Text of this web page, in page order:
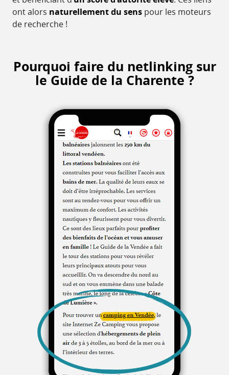
ont alors naturellement du sens pour les moteurs
de recherche !
Pourquoi faire du netlinking sur
le Guide de la Charente ?